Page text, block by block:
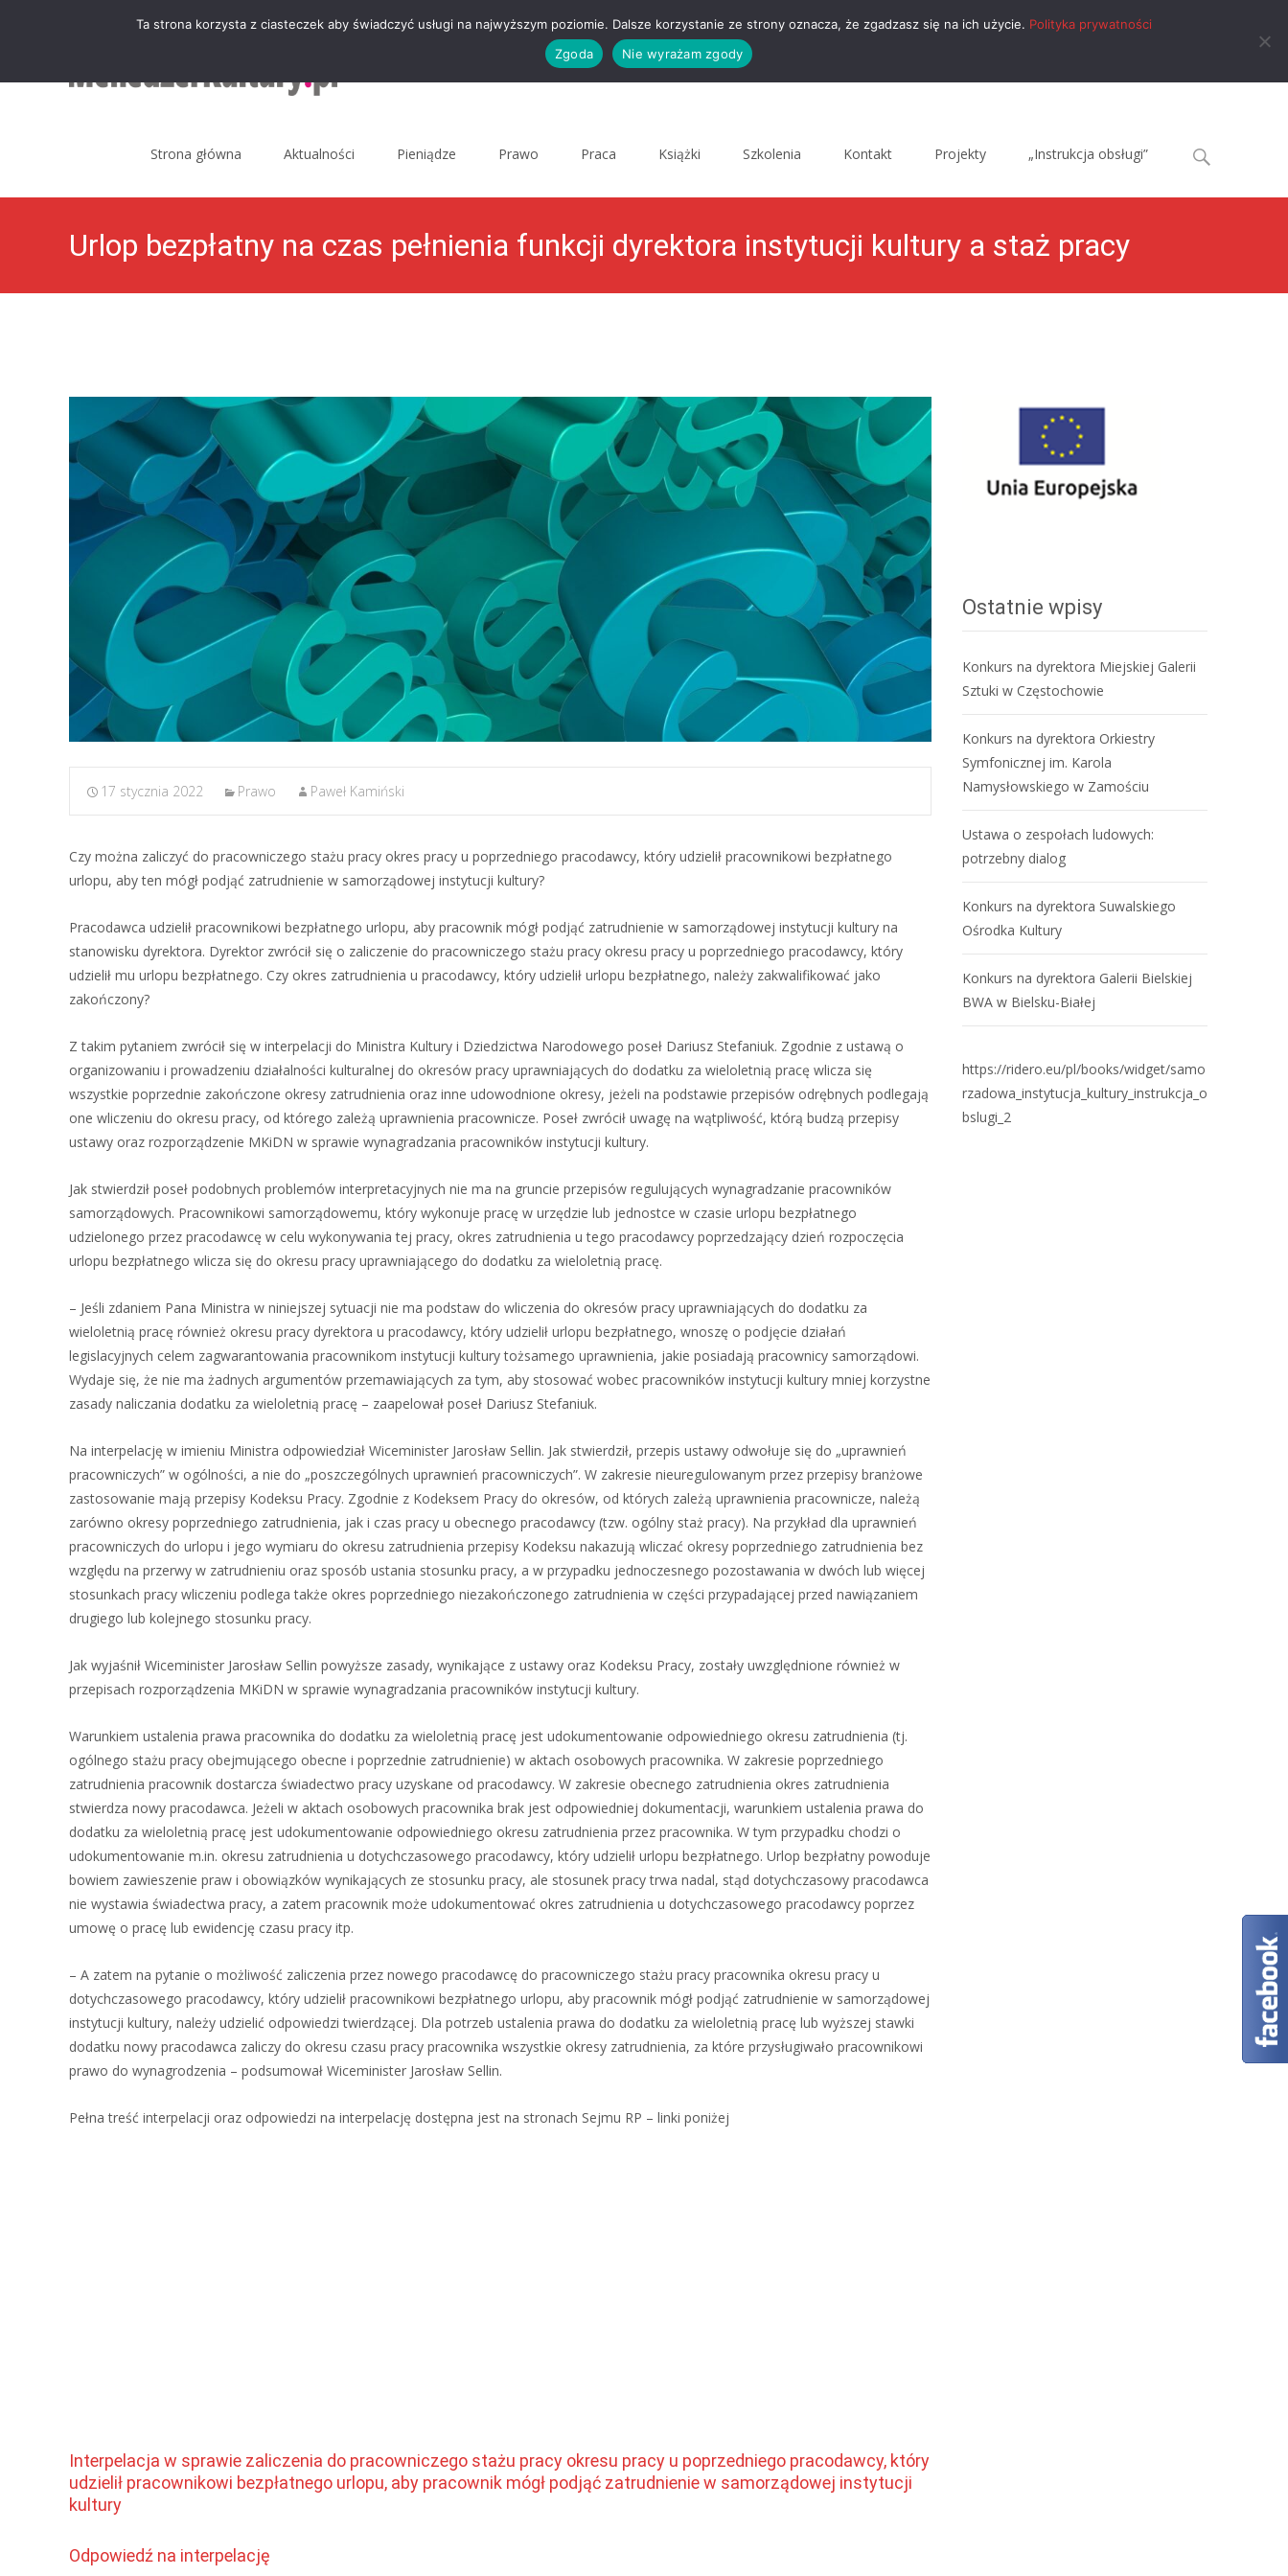
Strona główna Aktualności Pieniądze Prawo Praca Książki Szkolenia Kontakt Projekty „Instrukcja obsługi”
Search
Urlop bezpłatny na czas pełnienia funkcji dyrektora instytucji kultury a staż pracy
17 stycznia 2022 Prawo Paweł Kamiński
Czy można zaliczyć do pracowniczego stażu pracy okres pracy u poprzedniego pracodawcy, który udzielił pracownikowi bezpłatnego
urlopu, aby ten mógł podjąć zatrudnienie w samorządowej instytucji kultury?
Pracodawca udzielił pracownikowi bezpłatnego urlopu, aby pracownik mógł podjąć zatrudnienie w samorządowej instytucji kultury na
stanowisku dyrektora. Dyrektor zwrócił się o zaliczenie do pracowniczego stażu pracy okresu pracy u poprzedniego pracodawcy, który
udzielił mu urlopu bezpłatnego. Czy okres zatrudnienia u pracodawcy, który udzielił urlopu bezpłatnego, należy zakwalifikować jako
zakończony?
Z takim pytaniem zwrócił się w interpelacji do Ministra Kultury i Dziedzictwa Narodowego poseł Dariusz Stefaniuk. Zgodnie z ustawą o
organizowaniu i prowadzeniu działalności kulturalnej do okresów pracy uprawniających do dodatku za wieloletnią pracę wlicza się
wszystkie poprzednie zakończone okresy zatrudnienia oraz inne udowodnione okresy, jeżeli na podstawie przepisów odrębnych podlegają
one wliczeniu do okresu pracy, od którego zależą uprawnienia pracownicze. Poseł zwrócił uwagę na wątpliwość, którą budzą przepisy
ustawy oraz rozporządzenie MKiDN w sprawie wynagradzania pracowników instytucji kultury.
Jak stwierdził poseł podobnych problemów interpretacyjnych nie ma na gruncie przepisów regulujących wynagradzanie pracowników
samorządowych. Pracownikowi samorządowemu, który wykonuje pracę w urzędzie lub jednostce w czasie urlopu bezpłatnego
udzielonego przez pracodawcę w celu wykonywania tej pracy, okres zatrudnienia u tego pracodawcy poprzedzający dzień rozpoczęcia
urlopu bezpłatnego wlicza się do okresu pracy uprawniającego do dodatku za wieloletnią pracę.
– Jeśli zdaniem Pana Ministra w niniejszej sytuacji nie ma podstaw do wliczenia do okresów pracy uprawniających do dodatku za
wieloletnią pracę również okresu pracy dyrektora u pracodawcy, który udzielił urlopu bezpłatnego, wnoszę o podjęcie działań
legislacyjnych celem zagwarantowania pracownikom instytucji kultury tożsamego uprawnienia, jakie posiadają pracownicy samorządowi.
Wydaje się, że nie ma żadnych argumentów przemawiających za tym, aby stosować wobec pracowników instytucji kultury mniej korzystne
zasady naliczania dodatku za wieloletnią pracę – zaapelował poseł Dariusz Stefaniuk.
Na interpelację w imieniu Ministra odpowiedział Wiceminister Jarosław Sellin. Jak stwierdził, przepis ustawy odwołuje się do „uprawnień
pracowniczych” w ogólności, a nie do „poszczególnych uprawnień pracowniczych”. W zakresie nieuregulowanym przez przepisy branżowe
zastosowanie mają przepisy Kodeksu Pracy. Zgodnie z Kodeksem Pracy do okresów, od których zależą uprawnienia pracownicze, należą
zarówno okresy poprzedniego zatrudnienia, jak i czas pracy u obecnego pracodawcy (tzw. ogólny staż pracy). Na przykład dla uprawnień
pracowniczych do urlopu i jego wymiaru do okresu zatrudnienia przepisy Kodeksu nakazują wliczać okresy poprzedniego zatrudnienia bez
względu na przerwy w zatrudnieniu oraz sposób ustania stosunku pracy, a w przypadku jednoczesnego pozostawania w dwóch lub więcej
stosunkach pracy wliczeniu podlega także okres poprzedniego niezakończonego zatrudnienia w części przypadającej przed nawiązaniem
drugiego lub kolejnego stosunku pracy.
Jak wyjaśnił Wiceminister Jarosław Sellin powyższe zasady, wynikające z ustawy oraz Kodeksu Pracy, zostały uwzględnione również w
przepisach rozporządzenia MKiDN w sprawie wynagradzania pracowników instytucji kultury.
Warunkiem ustalenia prawa pracownika do dodatku za wieloletnią pracę jest udokumentowanie odpowiedniego okresu zatrudnienia (tj.
ogólnego stażu pracy obejmującego obecne i poprzednie zatrudnienie) w aktach osobowych pracownika. W zakresie poprzedniego
zatrudnienia pracownik dostarcza świadectwo pracy uzyskane od pracodawcy. W zakresie obecnego zatrudnienia okres zatrudnienia
stwierdza nowy pracodawca. Jeżeli w aktach osobowych pracownika brak jest odpowiedniej dokumentacji, warunkiem ustalenia prawa do
dodatku za wieloletnią pracę jest udokumentowanie odpowiedniego okresu zatrudnienia przez pracownika. W tym przypadku chodzi o
udokumentowanie m.in. okresu zatrudnienia u dotychczasowego pracodawcy, który udzielił urlopu bezpłatnego. Urlop bezpłatny powoduje
bowiem zawieszenie praw i obowiązków wynikających ze stosunku pracy, ale stosunek pracy trwa nadal, stąd dotychczasowy pracodawca
nie wystawia świadectwa pracy, a zatem pracownik może udokumentować okres zatrudnienia u dotychczasowego pracodawcy poprzez
umowę o pracę lub ewidencję czasu pracy itp.
– A zatem na pytanie o możliwość zaliczenia przez nowego pracodawcę do pracowniczego stażu pracy pracownika okresu pracy u
dotychczasowego pracodawcy, który udzielił pracownikowi bezpłatnego urlopu, aby pracownik mógł podjąć zatrudnienie w samorządowej
instytucji kultury, należy udzielić odpowiedzi twierdzącej. Dla potrzeb ustalenia prawa do dodatku za wieloletnią pracę lub wyższej stawki
dodatku nowy pracodawca zaliczy do okresu czasu pracy pracownika wszystkie okresy zatrudnienia, za które przysługiwało pracownikowi
prawo do wynagrodzenia – podsumował Wiceminister Jarosław Sellin.
Pełna treść interpelacji oraz odpowiedzi na interpelację dostępna jest na stronach Sejmu RP – linki poniżej
Interpelacja w sprawie zaliczenia do pracowniczego stażu pracy okresu pracy u poprzedniego pracodawcy, który
udzielił pracownikowi bezpłatnego urlopu, aby pracownik mógł podjąć zatrudnienie w samorządowej instytucji
kultury
Odpowiedź na interpelację
Ostatnie wpisy
Konkurs na dyrektora Miejskiej Galerii
Sztuki w Częstochowie
Konkurs na dyrektora Orkiestry
Symfonicznej im. Karola
Namysłowskiego w Zamościu
Ustawa o zespołach ludowych:
potrzebny dialog
Konkurs na dyrektora Suwalskiego
Ośrodka Kultury
Konkurs na dyrektora Galerii Bielskiej
BWA w Bielsku-Białej
https://ridero.eu/pl/books/widget/samo
rzadowa_instytucja_kultury_instrukcja_o
bslugi_2
Ta strona korzysta z ciasteczek aby świadczyć usługi na najwyższym poziomie. Dalsze korzystanie ze strony oznacza, że zgadzasz się na ich użycie. Polityka prywatności
Zgoda
Nie wyrażam zgody